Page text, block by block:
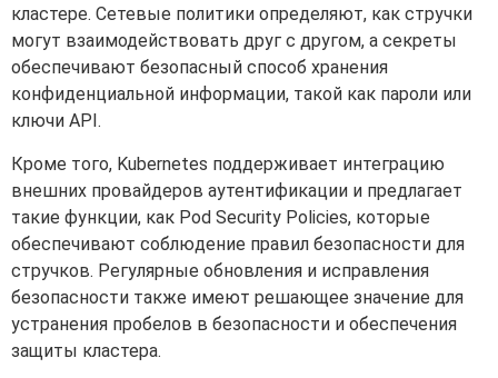
кластере. Сетевые политики определяют, как стручки
могут взаимодействовать друг с другом, а секреты
обеспечивают безопасный способ хранения
конфиденциальной информации, такой как пароли или
ключи API.
Кроме того, Kubernetes поддерживает интеграцию
внешних провайдеров аутентификации и предлагает
такие функции, как Pod Security Policies, которые
обеспечивают соблюдение правил безопасности для
стручков. Регулярные обновления и исправления
безопасности также имеют решающее значение для
устранения пробелов в безопасности и обеспечения
защиты кластера.